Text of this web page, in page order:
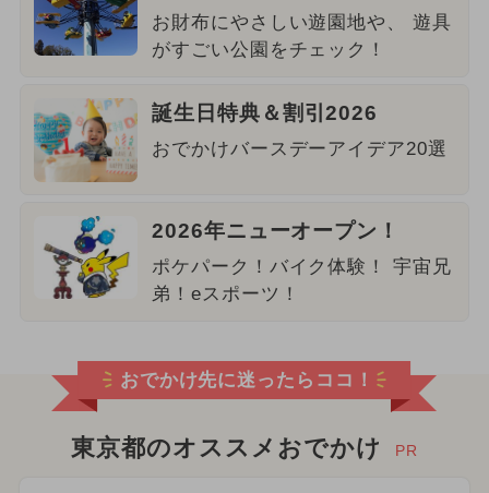
お財布にやさしい遊園地や、 遊具
がすごい公園をチェック！
誕生日特典＆割引2026
おでかけバースデーアイデア20選
2026年ニューオープン！
ポケパーク！バイク体験！ 宇宙兄
弟！eスポーツ！
おでかけ先に迷ったらココ！
東京都のオススメおでかけ PR